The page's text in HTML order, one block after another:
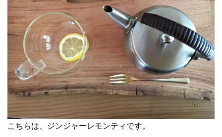
こちらは、ジンジャーレモンティです。